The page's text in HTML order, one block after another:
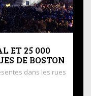
ET 25 000
DE BOSTON
dans les rues